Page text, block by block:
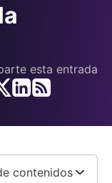
esta entrada
contenidos